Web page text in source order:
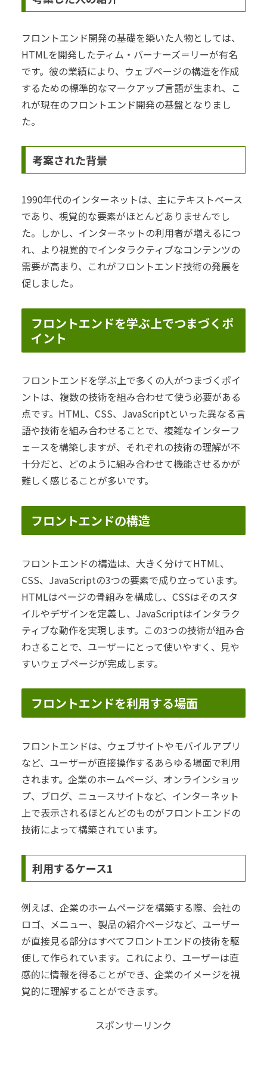
フロントエンド開発の基礎を築いた人物としては、
HTMLを開発したティム・バーナーズ＝リーが有名
です。彼の業績により、ウェブページの構造を作成
するための標準的なマークアップ言語が生まれ、こ
れが現在のフロントエンド開発の基盤となりまし
た。
考案された背景
1990年代のインターネットは、主にテキストベース
であり、視覚的な要素がほとんどありませんでし
た。しかし、インターネットの利用者が増えるにつ
れ、より視覚的でインタラクティブなコンテンツの
需要が高まり、これがフロントエンド技術の発展を
促しました。
フロントエンドを学ぶ上でつまづくポ
イント
フロントエンドを学ぶ上で多くの人がつまづくポイ
ントは、複数の技術を組み合わせて使う必要がある
点です。HTML、CSS、JavaScriptといった異なる言
語や技術を組み合わせることで、複雑なインターフ
ェースを構築しますが、それぞれの技術の理解が不
十分だと、どのように組み合わせて機能させるかが
難しく感じることが多いです。
フロントエンドの構造
フロントエンドの構造は、大きく分けてHTML、
CSS、JavaScriptの3つの要素で成り立っています。
HTMLはページの骨組みを構成し、CSSはそのスタ
イルやデザインを定義し、JavaScriptはインタラク
ティブな動作を実現します。この3つの技術が組み合
わさることで、ユーザーにとって使いやすく、見や
すいウェブページが完成します。
フロントエンドを利用する場面
フロントエンドは、ウェブサイトやモバイルアプリ
など、ユーザーが直接操作するあらゆる場面で利用
されます。企業のホームページ、オンラインショッ
プ、ブログ、ニュースサイトなど、インターネット
上で表示されるほとんどのものがフロントエンドの
技術によって構築されています。
利用するケース1
例えば、企業のホームページを構築する際、会社の
ロゴ、メニュー、製品の紹介ページなど、ユーザー
が直接見る部分はすべてフロントエンドの技術を駆
使して作られています。これにより、ユーザーは直
感的に情報を得ることができ、企業のイメージを視
覚的に理解することができます。
スポンサーリンク